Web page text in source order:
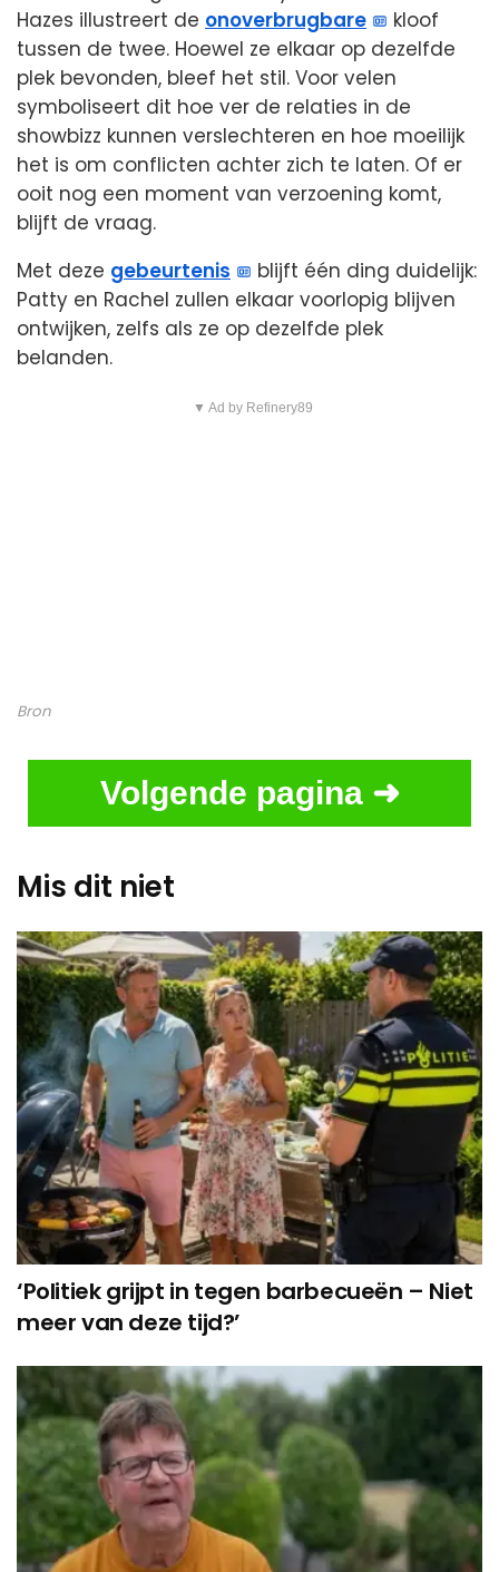
Hazes illustreert de onoverbrugbare
kloof
tussen de twee. Hoewel ze elkaar op dezelfde
plek bevonden, bleef het stil. Voor velen
symboliseert dit hoe ver de relaties in de
showbizz kunnen verslechteren en hoe moeilijk
het is om conflicten achter zich te laten. Of er
ooit nog een moment van verzoening komt,
blijft de vraag.
Met deze gebeurtenis
blijft één ding duidelijk:
Patty en Rachel zullen elkaar voorlopig blijven
ontwijken, zelfs als ze op dezelfde plek
belanden.
▼ Ad by Refinery89
Bron
Volgende pagina ➜
Mis dit niet
‘Politiek grijpt in tegen barbecueën – Niet
meer van deze tijd?’